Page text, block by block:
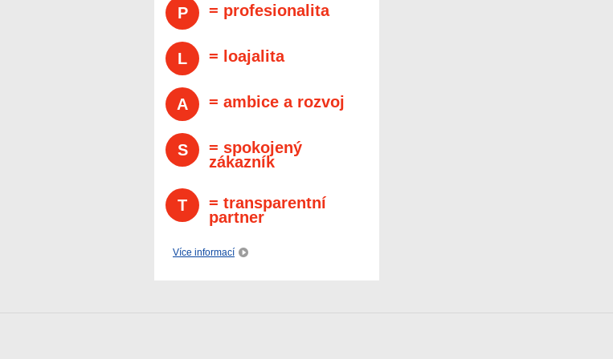
P = profesionalita
L = loajalita
A = ambice a rozvoj
S
= spokojený
zákazník
T
= transparentní
partner
Více informací